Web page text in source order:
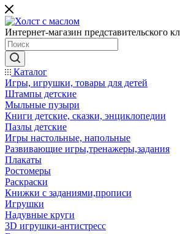
Интернет-магазин представительского
Каталог
Игры, игрушки, товары для детей
Штампы детские
Мыльные пузыри
Книги детские, сказки, энциклопедии
Пазлы детские
Игры настольные, напольные
Развивающие игры,тренажеры,задания
Плакаты
Ростомеры
Раскраски
Книжки с заданиями,прописи
Игрушки
Надувные круги
3D игрушки-антистресс